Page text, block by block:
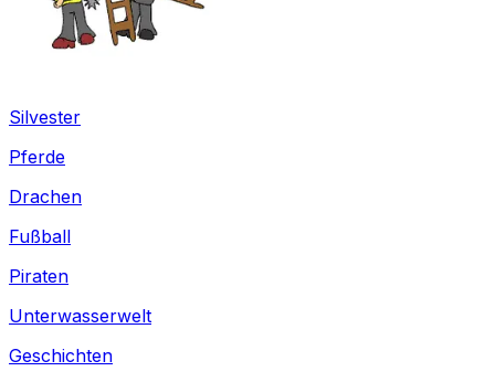
Silvester
Pferde
Drachen
Fußball
Piraten
Unterwasserwelt
Geschichten